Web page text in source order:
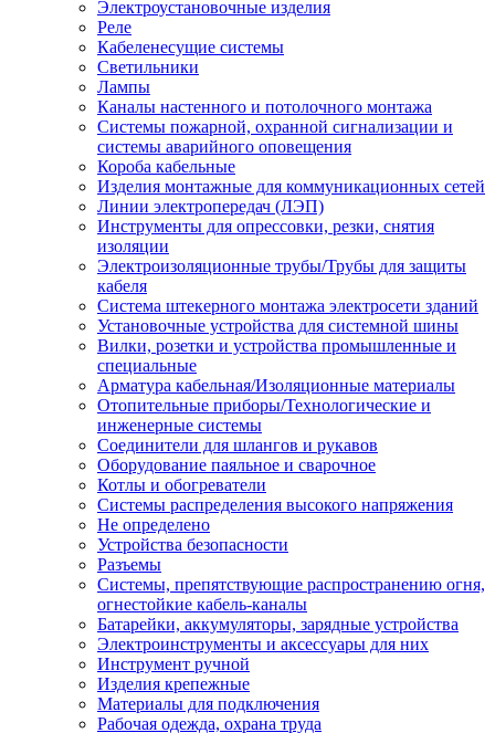
Электроустановочные изделия
Реле
Кабеленесущие системы
Светильники
Лампы
Каналы настенного и потолочного монтажа
Системы пожарной, охранной сигнализации и
системы аварийного оповещения
Короба кабельные
Изделия монтажные для коммуникационных сетей
Линии электропередач (ЛЭП)
Инструменты для опрессовки, резки, снятия
изоляции
Электроизоляционные трубы/Трубы для защиты
кабеля
Система штекерного монтажа электросети зданий
Установочные устройства для системной шины
Вилки, розетки и устройства промышленные и
специальные
Арматура кабельная/Изоляционные материалы
Отопительные приборы/Технологические и
инженерные системы
Соединители для шлангов и рукавов
Оборудование паяльное и сварочное
Котлы и обогреватели
Системы распределения высокого напряжения
Не определено
Устройства безопасности
Разъемы
Системы, препятствующие распространению огня,
огнестойкие кабель-каналы
Батарейки, аккумуляторы, зарядные устройства
Электроинструменты и аксессуары для них
Инструмент ручной
Изделия крепежные
Материалы для подключения
Рабочая одежда, охрана труда